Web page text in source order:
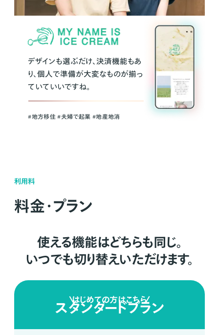
デザインも選ぶだけ、決済機能もあ
り、個人で準備が大変なものが揃っ
ていていいですね。
#地方移住 #夫婦で起業 #地産地消
利用料
料金・プラン
使える機能はどちらも同じ。
いつでも切り替えいただけます。
はじめての方はこちら
スタンダードプラン